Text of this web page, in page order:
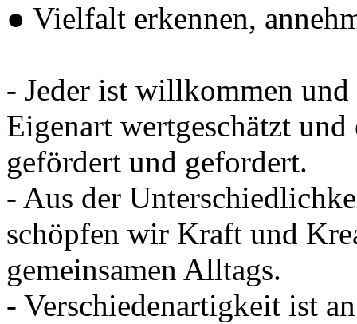
● Vielfalt erkennen,
- Jeder ist willkommen
Eigenart wertgeschätzt
gefördert und gefordert.
- Aus der
schöpfen wir Kraft und
gemeinsamen Alltags.
- Verschiedenartigkeit ist